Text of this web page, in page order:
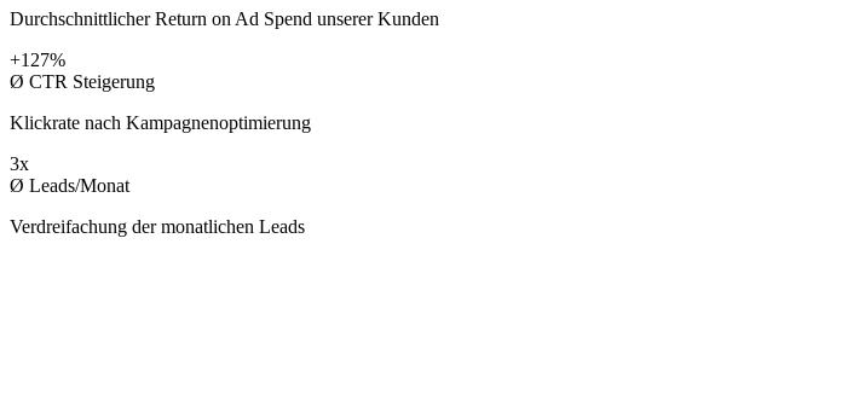
Durchschnittlicher Return on Ad Spend unserer Kunden
+127%
Ø CTR Steigerung
Klickrate nach Kampagnenoptimierung
3x
Ø Leads/Monat
Verdreifachung der monatlichen Leads